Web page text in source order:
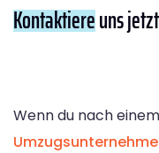
Kontaktiereuns
Wenn du nach